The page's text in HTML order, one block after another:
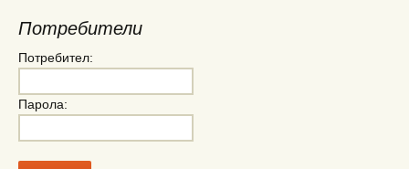
Потребители
Потребител:
Парола: